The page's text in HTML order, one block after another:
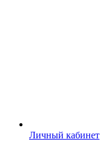
Личный кабинет